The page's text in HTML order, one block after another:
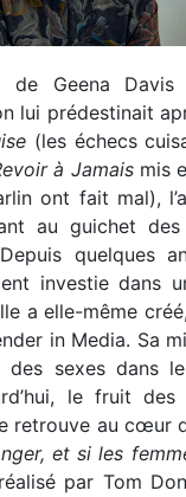
Geena Davis
lui prédestinait
(les échecs
à Jamaismis
ont fait mal),
au guichet
quelques
investie dans
a elle-même
in Media. Sa
des sexes dans
le fruit des
retrouve au cœur
et si les
réalisé par Tom